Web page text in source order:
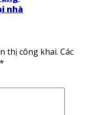
nhà
thị công khai. Các
*